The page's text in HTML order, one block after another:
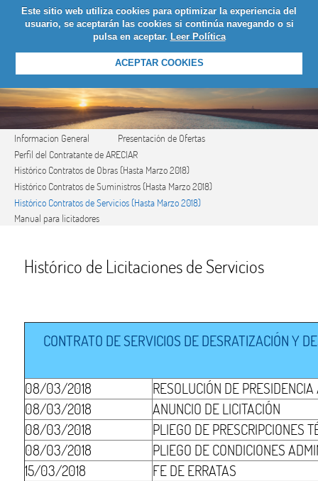
Este sitio web utiliza cookies para optimizar la experiencia del
usuario, se aceptarán las cookies si continúa navegando o si
pulsa en aceptar. Leer Política
ACEPTAR COOKIES
LOGIN
Informacion General
Presentación de Ofertas
Perfil del Contratante de ARECIAR
Histórico Contratos de Obras (Hasta Marzo 2018)
Histórico Contratos de Suministros (Hasta Marzo 2018)
Histórico Contratos de Servicios (Hasta Marzo 2018)
Manual para licitadores
Histórico de Licitaciones de Servicios
CONTRATO DE SERVICIOS DE DESRATIZACIÓN Y
08/03/2018
RESOLUCIÓN DE
08/03/2018
ANUNCIO DE LICITACIÓN
08/03/2018
PLIEGO DE PRESCRIPCIONES
08/03/2018
PLIEGO DE CONDICIONES
15/03/2018
FE DE ERRATAS